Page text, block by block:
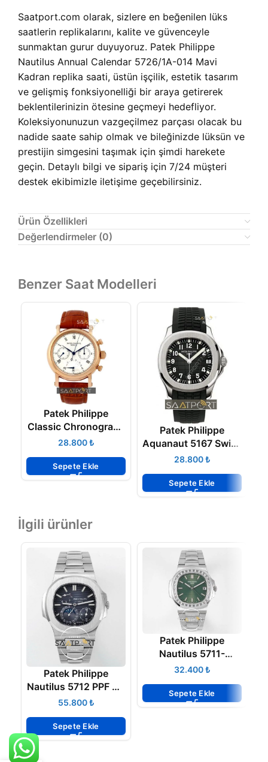
Saatport.com olarak, sizlere en beğenilen lüks
saatlerin replikalarını, kalite ve güvenceyle
sunmaktan gurur duyuyoruz. Patek Philippe
Nautilus Annual Calendar 5726/1A-014 Mavi
Kadran replika saati, üstün işçilik, estetik tasarım
ve gelişmiş fonksiyonelliği bir araya getirerek
beklentilerinizin ötesine geçmeyi hedefliyor.
Koleksiyonunuzun vazgeçilmez parçası olacak bu
nadide saate sahip olmak ve bileğinizde lüksün ve
prestijin simgesini taşımak için şimdi harekete
geçin. Detaylı bilgi ve sipariş için 7/24 müşteri
destek ekibimizle iletişime geçebilirsiniz.
Ürün Özellikleri
Değerlendirmeler (0)
Benzer Saat Modelleri
Patek Philippe
Classic Chronograph
Lemania Movement
₺
Sepete Ekle
Patek Philippe
Aquanaut 5167 Swiss
Eta Saat₺
Sepete Ekle
İlgili ürünler
Patek Philippe
Nautilus 5712 PPF V3
Gri Kadran Super
₺
Sepete Ekle
Patek Philippe
Nautilus 5711-
1300A-001 Green
Eta
₺
Sepete Ekle